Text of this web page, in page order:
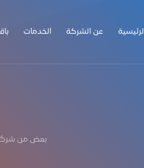
الرئيسية عن الشركة الخدمات
بعض من